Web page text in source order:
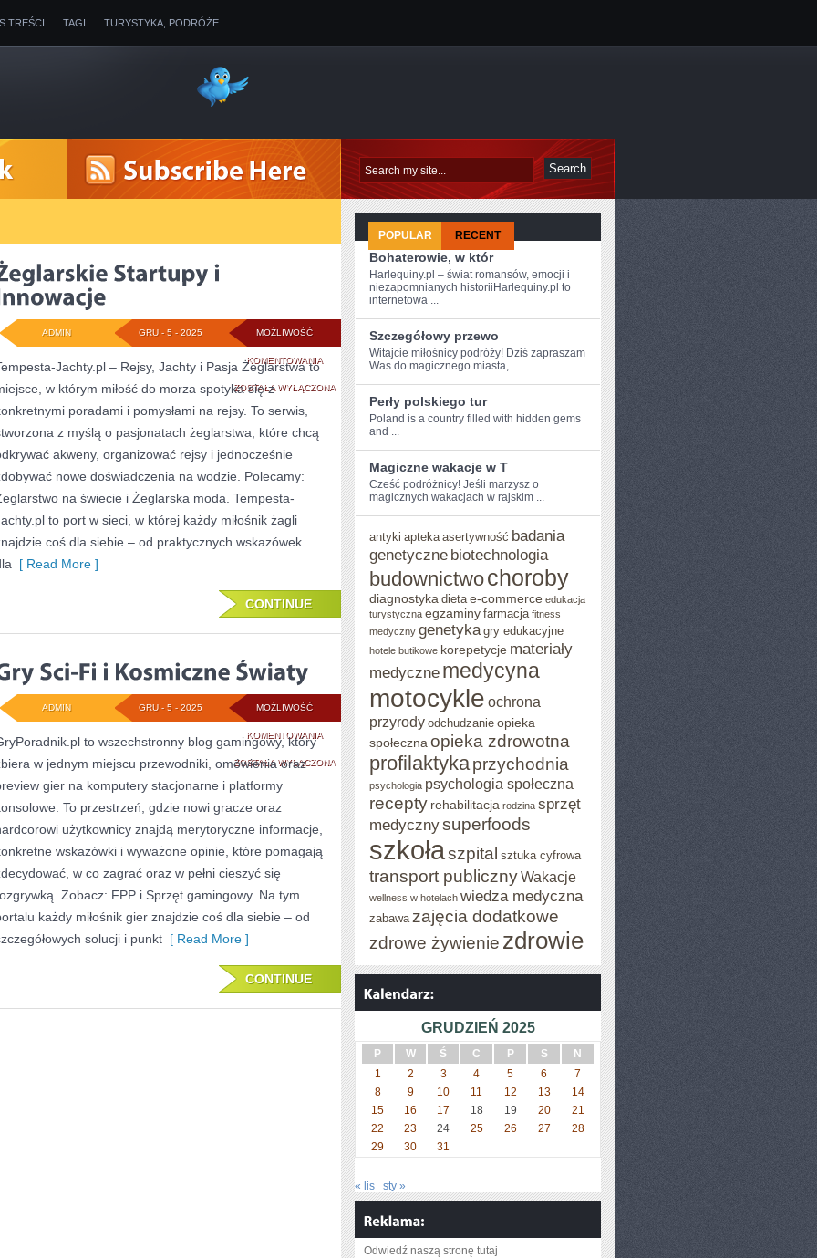
TREŚCI TAGI TURYSTYKA, PODRÓŻE
MOŻLIWOŚĆ
KOMENTOWANIAŻEGLARSKIE
STARTUPY
INNOWACJE
ZOSTAŁA WYŁĄCZONA
GRU - 5 - 2025
ADMIN
Jachty.pl – Rejsy, Jachty i Pasja Żeglarstwa to
w którym miłość do morza spotyka się z
poradami i pomysłami na rejsy. To serwis,
z myślą o pasjonatach żeglarstwa, które chcą
akweny, organizować rejsy i jednocześnie
nowe doświadczenia na wodzie. Polecamy:
na świecie i Żeglarska moda. Tempesta-
to port w sieci, w której każdy miłośnik żagli
coś dla siebie – od praktycznych wskazówek
[ Read More ]
CONTINUE
MOŻLIWOŚĆ
KOMENTOWANIAGRY
SCI-
KOSMICZNE
ŚWIATY
ZOSTAŁA WYŁĄCZONA
GRU - 5 - 2025
ADMIN
to wszechstronny blog gamingowy, który
w jednym miejscu przewodniki, omówienia oraz
gier na komputery stacjonarne i platformy
To przestrzeń, gdzie nowi gracze oraz
użytkownicy znajdą merytoryczne informacje,
wskazówki i wyważone opinie, które pomagają
w co zagrać oraz w pełni cieszyć się
Zobacz: FPP i Sprzęt gamingowy. Na tym
każdy miłośnik gier znajdzie coś dla siebie – od
solucji i punkt [ Read More ]
CONTINUE
POPULAR RECENT
Bohaterowie, w któr
Harlequiny.pl – świat romansów, emocji i
niezapomnianych historiiHarlequiny.pl to
internetowa ...
Szczegółowy przewo
Witajcie ⁢miłośnicy podróży! Dziś zapraszam
Was do magicznego miasta, ...
Perły polskiego tur
Poland is a country filled with hidden⁤ gems
and ...
Magiczne wakacje w T
Cześć⁢ podróżnicy! Jeśli marzysz o⁤
magicznych wakacjach w ⁣rajskim ...
antyki apteka asertywność badania
genetyczne biotechnologia
budownictwochoroby
diagnostyka dieta e-commerce edukacja
turystyczna egzaminy farmacja fitness
medyczny genetyka gry edukacyjne
hotele butikowe korepetycje materiały
medyczne medycyna
motocykle ochrona
przyrody odchudzanie opieka
społeczna opieka zdrowotna
profilaktykaprzychodnia
psychologia psychologia społeczna
recepty rehabilitacja rodzina sprzęt
medycznysuperfoods
szkołaszpital sztuka cyfrowa
transport publicznyWakacje
wellness w hotelach wiedza medyczna
zabawa zajęcia dodatkowe
zdrowe żywienie zdrowie
GRUDZIEŃ 2025
P W Ś C P S
N
1
2 3 4 5 6
7
8
9 10 11 12 13
14
15
16 17 18 19 20
21
22
23 24 25 26 27
28
29
30 31
« lis sty »
Odwiedź naszą stronę tutaj